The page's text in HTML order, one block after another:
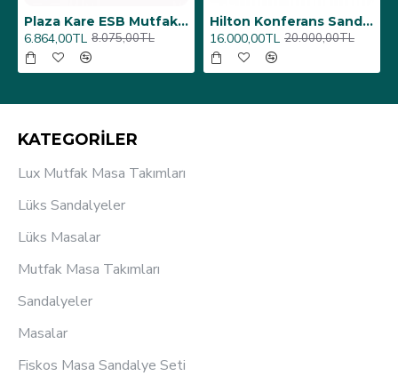
Üst Üste Konan Hilton Konferans Sandalye - (4 Adet)
12.000,00TL 15.000,00TL
Porselen Masa Tablası 80X160
26.350,00TL 31.000,00TL
KATEGORİLER
Lux Mutfak Masa Takımları
Lüks Sandalyeler
Lüks Masalar
Mutfak Masa Takımları
Sandalyeler
Masalar
Fiskos Masa Sandalye Seti